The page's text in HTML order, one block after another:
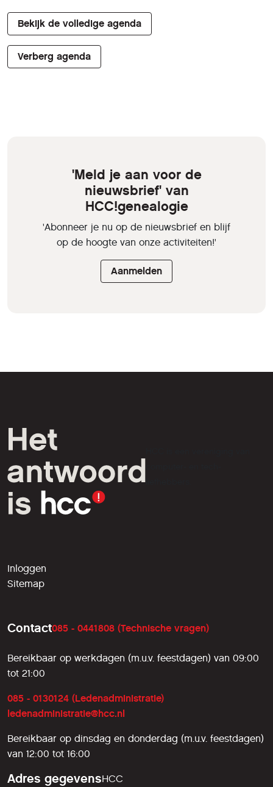
Bekijk de volledige agenda
Verberg agenda
'Meld je aan voor de
nieuwsbrief' van
HCC!genealogie
'Abonneer je nu op de nieuwsbrief en blijf
op de hoogte van onze activiteiten!'
Aanmelden
liefhebbers.
Inloggen
Sitemap
Contact085 - 0441808 (Technische vragen)
Bereikbaar op werkdagen (m.u.v. feestdagen) van 09:00
tot 21:00
085 - 0130124 (Ledenadministratie)
ledenadministratie@hcc.nl
Bereikbaar op dinsdag en donderdag (m.u.v. feestdagen)
van 12:00 tot 16:00
Adres gegevensHCC